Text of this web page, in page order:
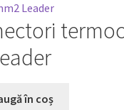
în coș